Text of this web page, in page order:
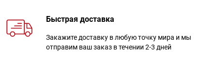
Быстрая доставка
Закажите доставку в любую точку мира и мы
отправим ваш заказ в течении 2-3 дней